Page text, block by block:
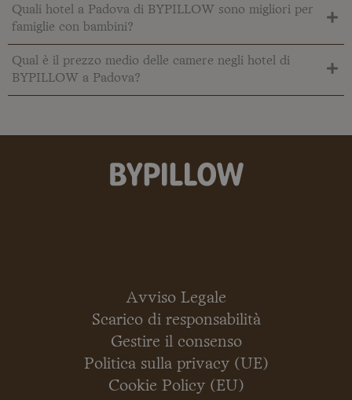
Quali hotel a Padova di BYPILLOW sono migliori per
famiglie con bambini?
Qual è il prezzo medio delle camere negli hotel di
BYPILLOW a Padova?
Avviso Legale
Scarico di responsabilità
Gestire il consenso
Politica sulla privacy (UE)
Cookie Policy (EU)